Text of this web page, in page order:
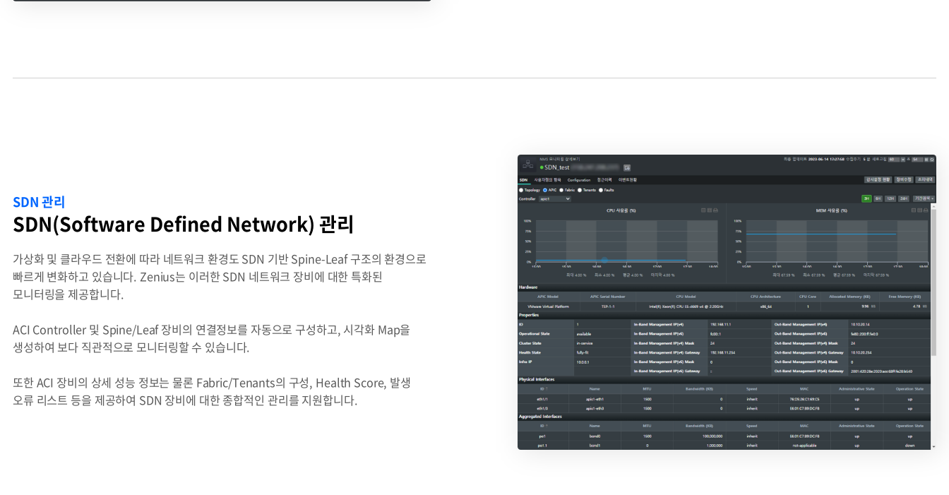
SDN 관리
SDN(Software Defined Network) 관리
가상화 및 클라우드 전환에 따라 네트워크 환경도 SDN 기반 Spine-Leaf 구조의 환경으로
빠르게 변화하고 있습니다. Zenius는 이러한 SDN 네트워크 장비에 대한 특화된
모니터링을 제공합니다.
ACI Controller 및 Spine/Leaf 장비의 연결정보를 자동으로 구성하고, 시각화 Map을
생성하여 보다 직관적으로 모니터링할 수 있습니다.
또한 ACI 장비의 상세 성능 정보는 물론 Fabric/Tenants의 구성, Health Score, 발생
오류 리스트 등을 제공하여 SDN 장비에 대한 종합적인 관리를 지원합니다.